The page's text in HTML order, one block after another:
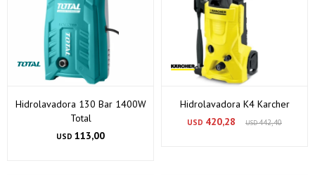
Hidrolavadora 130 Bar 1400W
Total
USD 113,00
Hidrolavadora K4 Karcher
USD 420,28 USD442,40